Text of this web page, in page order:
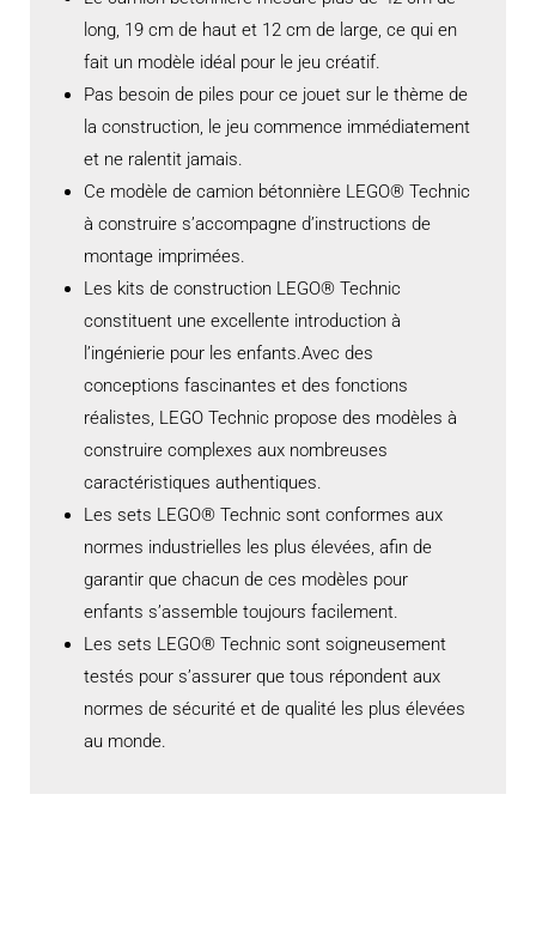
long, 19 cm de haut et 12 cm de large, ce qui en
fait un modèle idéal pour le jeu créatif.
Pas besoin de piles pour ce jouet sur le thème de
la construction, le jeu commence immédiatement
et ne ralentit jamais.
Ce modèle de camion bétonnière LEGO® Technic
à construire s’accompagne d’instructions de
montage imprimées.
Les kits de construction LEGO® Technic
constituent une excellente introduction à
l’ingénierie pour les enfants.Avec des
conceptions fascinantes et des fonctions
réalistes, LEGO Technic propose des modèles à
construire complexes aux nombreuses
caractéristiques authentiques.
Les sets LEGO® Technic sont conformes aux
normes industrielles les plus élevées, afin de
garantir que chacun de ces modèles pour
enfants s’assemble toujours facilement.
Les sets LEGO® Technic sont soigneusement
testés pour s’assurer que tous répondent aux
normes de sécurité et de qualité les plus élevées
au monde.